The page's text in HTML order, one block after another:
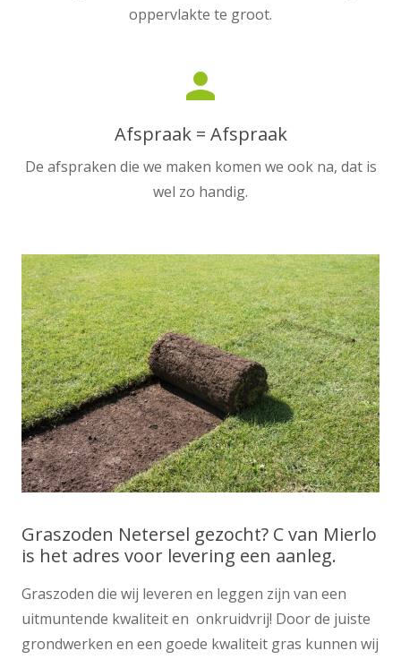
oppervlakte te groot.
person
Afspraak = Afspraak
De afspraken die we maken komen we ook na, dat is
wel zo handig.
Graszoden Netersel gezocht? C van Mierlo
is het adres voor levering een aanleg.
Graszoden die wij leveren en leggen zijn van een
uitmuntende kwaliteit en onkruidvrij! Door de juiste
grondwerken en een goede kwaliteit gras kunnen wij